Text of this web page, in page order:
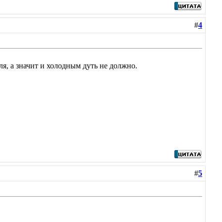
#4
а значит и холодным дуть не должно.
#5